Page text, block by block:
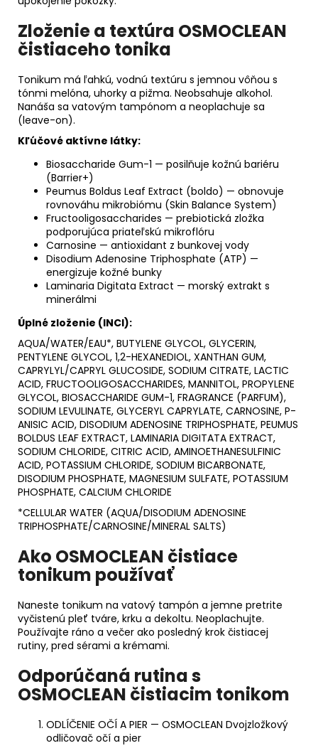
Zloženie a textúra OSMOCLEAN
čistiaceho tonika
Tonikum má ľahkú, vodnú textúru s jemnou vôňou s
tónmi melóna, uhorky a pižma. Neobsahuje alkohol.
Nanáša sa vatovým tampónom a neoplachuje sa
(leave-on).
Kľúčové aktívne látky:
Biosaccharide Gum-1 — posilňuje kožnú bariéru
(Barrier+)
Peumus Boldus Leaf Extract (boldo) — obnovuje
rovnováhu mikrobiómu (Skin Balance System)
Fructooligosaccharides — prebiotická zložka
podporujúca priateľskú mikroflóru
Carnosine — antioxidant z bunkovej vody
Disodium Adenosine Triphosphate (ATP) —
energizuje kožné bunky
Laminaria Digitata Extract — morský extrakt s
minerálmi
Úplné zloženie (INCI):
AQUA/WATER/EAU*, BUTYLENE GLYCOL, GLYCERIN,
PENTYLENE GLYCOL, 1,2-HEXANEDIOL, XANTHAN GUM,
CAPRYLYL/CAPRYL GLUCOSIDE, SODIUM CITRATE, LACTIC
ACID, FRUCTOOLIGOSACCHARIDES, MANNITOL, PROPYLENE
GLYCOL, BIOSACCHARIDE GUM-1, FRAGRANCE (PARFUM),
SODIUM LEVULINATE, GLYCERYL CAPRYLATE, CARNOSINE, P-
ANISIC ACID, DISODIUM ADENOSINE TRIPHOSPHATE, PEUMUS
BOLDUS LEAF EXTRACT, LAMINARIA DIGITATA EXTRACT,
SODIUM CHLORIDE, CITRIC ACID, AMINOETHANESULFINIC
ACID, POTASSIUM CHLORIDE, SODIUM BICARBONATE,
DISODIUM PHOSPHATE, MAGNESIUM SULFATE, POTASSIUM
PHOSPHATE, CALCIUM CHLORIDE
*CELLULAR WATER (AQUA/DISODIUM ADENOSINE
TRIPHOSPHATE/CARNOSINE/MINERAL SALTS)
Ako OSMOCLEAN čistiace
tonikum používať
Naneste tonikum na vatový tampón a jemne pretrite
vyčistenú pleť tváre, krku a dekoltu. Neoplachujte.
Používajte ráno a večer ako posledný krok čistiacej
rutiny, pred sérami a krémami.
Odporúčaná rutina s
OSMOCLEAN čistiacim tonikom
ODLÍČENIE OČÍ A PIER — OSMOCLEAN Dvojzložkový
odličovač očí a pier